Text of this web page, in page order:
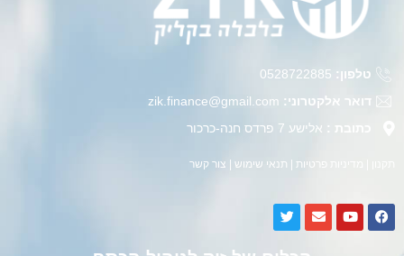
טלפון:
דואר אלקטרוני: zik.finance@gmail.com
כתובת : אלישע 7 פרדס חנה-כרכור
מדיניות פרטיות תנאי שימוש צור קשר